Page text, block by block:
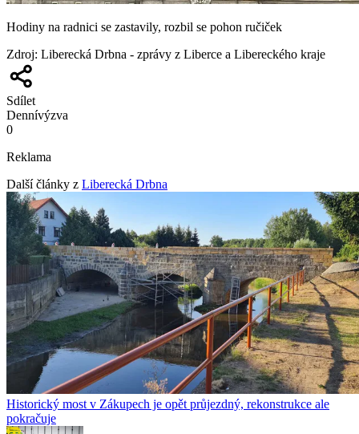
Hodiny na radnici se zastavily, rozbil se pohon ručiček
Zdroj: Liberecká Drbna - zprávy z Liberce a Libereckého kraje
Sdílet
Dennívýzva
0
Reklama
Další články z Liberecká Drbna
Historický most v Zákupech je opět průjezdný, rekonstrukce ale
pokračuje